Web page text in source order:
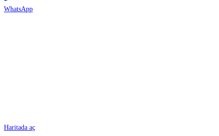
WhatsApp
Haritada aç